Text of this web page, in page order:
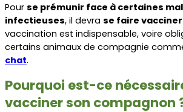
Pour se prémunir face à certaines
infectieuses, il devra se faire vacciner
vaccination est indispensable, voire
certains animaux de compagnie
chat.
Pourquoi est-ce
vacciner son compagnon